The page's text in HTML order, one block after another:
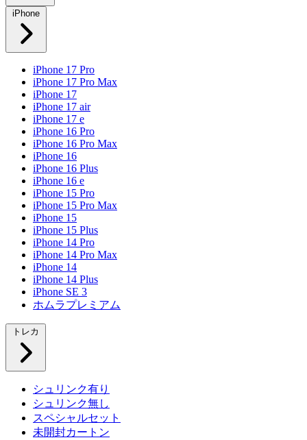
iPhone
iPhone 17 Pro
iPhone 17 Pro Max
iPhone 17
iPhone 17 air
iPhone 17 e
iPhone 16 Pro
iPhone 16 Pro Max
iPhone 16
iPhone 16 Plus
iPhone 16 e
iPhone 15 Pro
iPhone 15 Pro Max
iPhone 15
iPhone 15 Plus
iPhone 14 Pro
iPhone 14 Pro Max
iPhone 14
iPhone 14 Plus
iPhone SE 3
ホムラプレミアム
トレカ
シュリンク有り
シュリンク無し
スペシャルセット
未開封カートン